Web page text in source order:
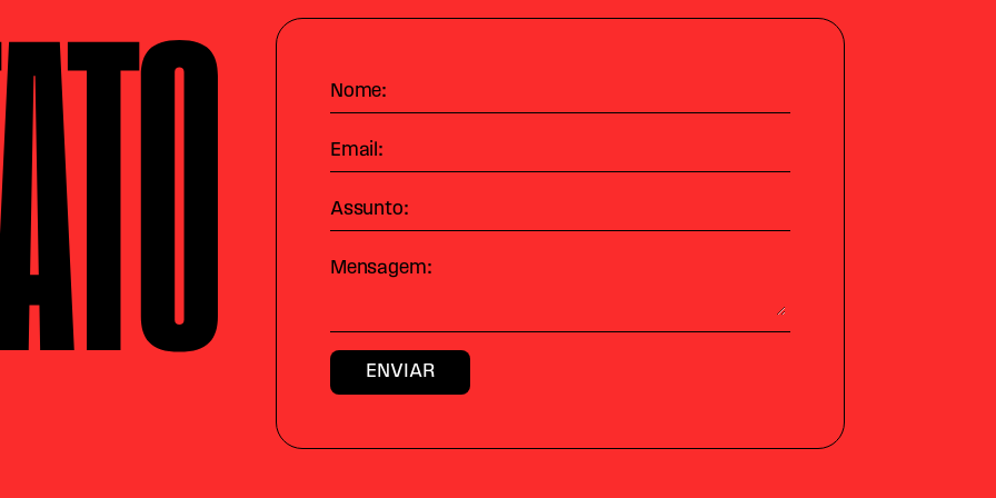
Nome:
Email:
Assunto:
Mensagem: